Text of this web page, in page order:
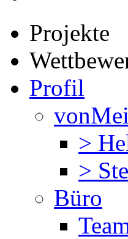
Projekte
Profil
>
>
Büro